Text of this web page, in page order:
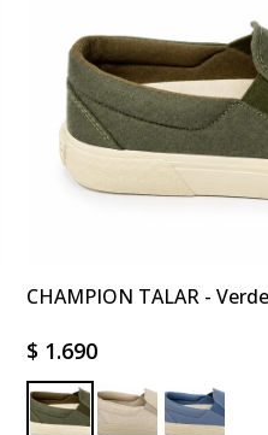
CHAMPION TALAR - Verde
$ 1.690